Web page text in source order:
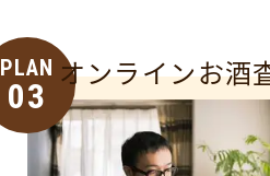
PLAN
03
オンラインお酒